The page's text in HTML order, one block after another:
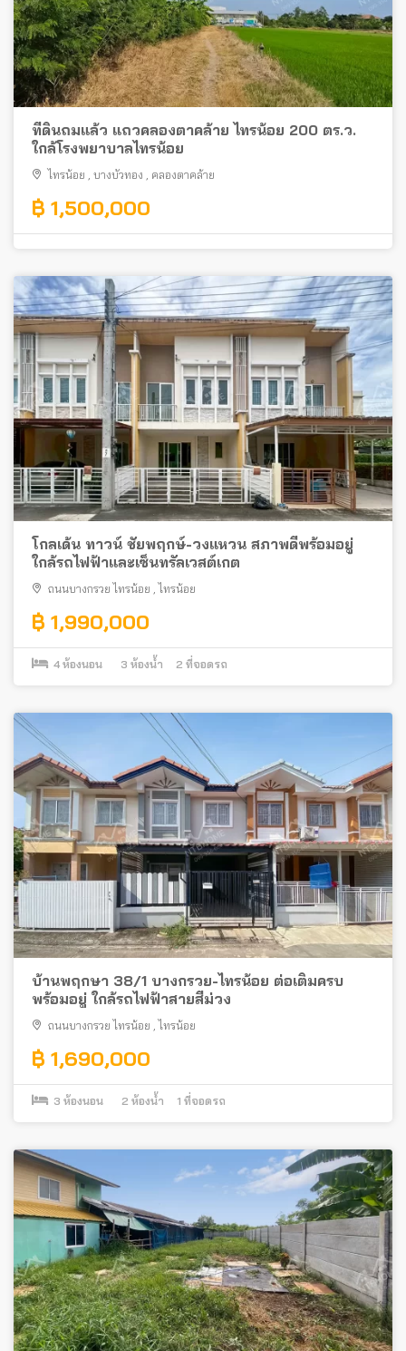
ที่ดินถมแล้ว แถวคลองตาคล้าย ไทรน้อย 200 ตร.ว.
ใกล้โรงพยาบาลไทรน้อย
ไทรน้อย , บางบัวทอง , คลองตาคล้าย
฿ 1,500,000
โกลเด้น ทาวน์ ชัยพฤกษ์-วงแหวน สภาพดีพร้อมอยู่
ใกล้รถไฟฟ้าและเซ็นทรัลเวสต์เกต
ถนนบางกรวย ไทรน้อย , ไทรน้อย
฿ 1,990,000
4 ห้องนอน 3 ห้องน้ำ 2 ที่จอดรถ
บ้านพฤกษา 38/1 บางกรวย-ไทรน้อย ต่อเติมครบ
พร้อมอยู่ ใกล้รถไฟฟ้าสายสีม่วง
ถนนบางกรวย ไทรน้อย , ไทรน้อย
฿ 1,690,000
3 ห้องนอน 2 ห้องน้ำ 1 ที่จอดรถ